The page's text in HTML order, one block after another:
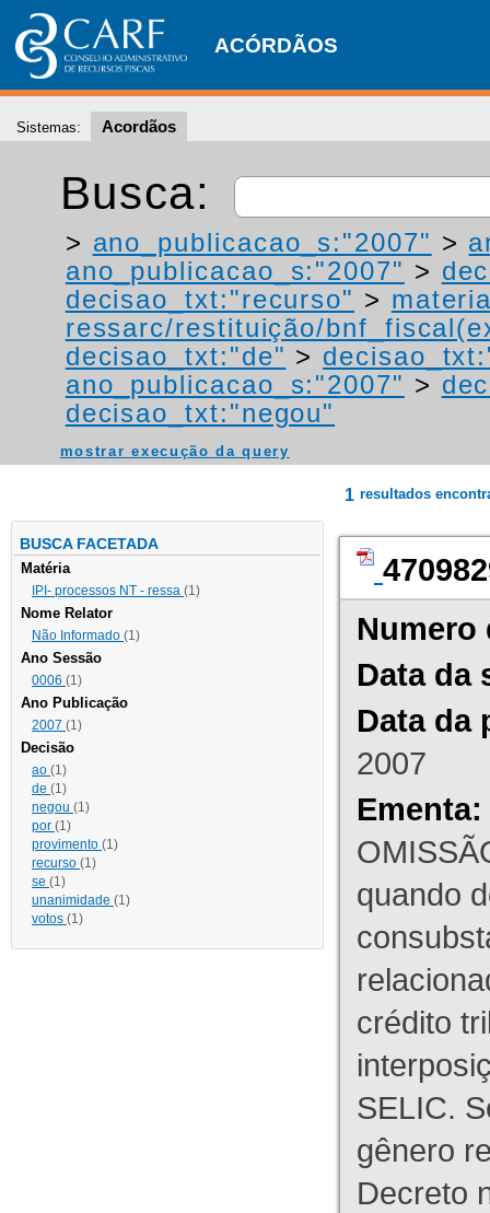
ACÓRDÃOS
Sistemas: Acordãos
Busca:
> ano_publicacao_s:"2007" >
ano_publicacao_s:"2007" >
decisao_txt:"recurso" >
ressarc/restituição/
decisao_txt:"de" >
ano_publicacao_s:"2007" >
decisao_txt:"negou"
mostrar execução da query
BUSCA FACETADA
Matéria
IPI- processos NT - ressa (1)
Nome Relator
Não Informado (1)
Ano Sessão
0006 (1)
Ano Publicação
2007 (1)
Decisão
ao (1)
de (1)
negou (1)
por (1)
provimento (1)
recurso (1)
se (1)
unanimidade (1)
votos (1)
1 resultados
Numero
Data da
Data da
2007
Ementa:
quando
crédito
SELIC.
gênero
Decreto